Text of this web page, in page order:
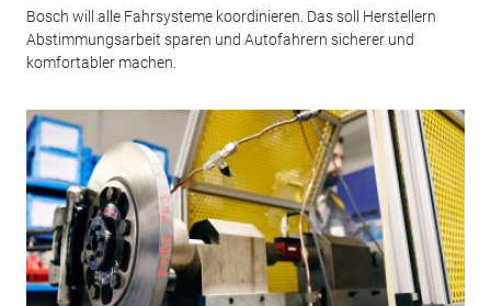
Bosch will alle Fahrsysteme koordinieren. Das soll Herstellern
Abstimmungsarbeit sparen und Autofahrern sicherer und
komfortabler machen.